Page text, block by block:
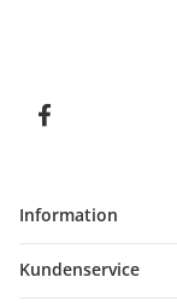
Information
Kundenservice